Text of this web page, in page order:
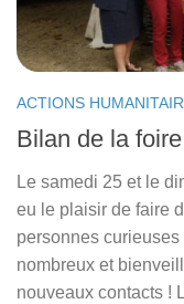
ACTIONS
Bilan de la
Le samedi 25 et le
eu le plaisir de faire
personnes
nombreux et
nouveaux contacts !